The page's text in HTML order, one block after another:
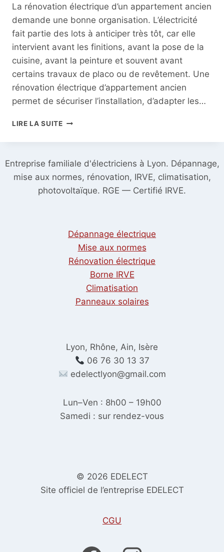
La rénovation électrique d’un appartement ancien
demande une bonne organisation. L’électricité
fait partie des lots à anticiper très tôt, car elle
intervient avant les finitions, avant la pose de la
cuisine, avant la peinture et souvent avant
certains travaux de placo ou de revêtement. Une
rénovation électrique d’appartement ancien
permet de sécuriser l’installation, d’adapter les…
LIRE LA SUITERÉNOVATION
D’UN
ANCIEN
:
QUELLES
ÉTAPES
Entreprise familiale d'électriciens à Lyon. Dépannage,
mise aux normes, rénovation, IRVE, climatisation,
photovoltaïque. RGE — Certifié IRVE.
Dépannage électrique
Mise aux normes
Rénovation électrique
Borne IRVE
Climatisation
Panneaux solaires
Lyon, Rhône, Ain, Isère
06 76 30 13 37
edelectlyon@gmail.com
Lun–Ven : 8h00 – 19h00
Samedi : sur rendez-vous
© 2026 EDELECT
Site officiel de l’entreprise EDELECT
CGU